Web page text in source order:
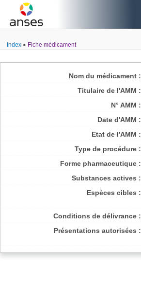
Index Fiche médicament
Nom du médicament :
Titulaire de l'AMM :
N° AMM :
Date d'AMM :
Etat de l'AMM :
Type de procédure :
Forme pharmaceutique :
Substances actives :
Espèces cibles :
Conditions de délivrance :
Présentations autorisées :